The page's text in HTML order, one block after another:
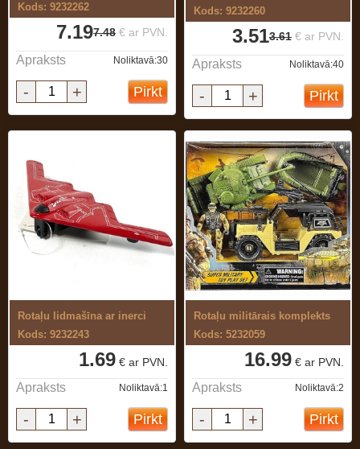
Kods: 9232262
7.48 € ar PVN.
7.19
Apraksts Noliktavā:30
- + Pirkt
Kods: 9232260
3.61 € ar PVN.
3.51
Apraksts Noliktavā:40
- + Pirkt
Rotaļu lidmašīna ar inerci
Kods: 9232243
1.69 € ar PVN.
Apraksts Noliktavā:1
- + Pirkt
Rotaļu militārais komplekts
Kods: 5232059
16.99 € ar PVN.
Apraksts Noliktavā:2
- + Pirkt